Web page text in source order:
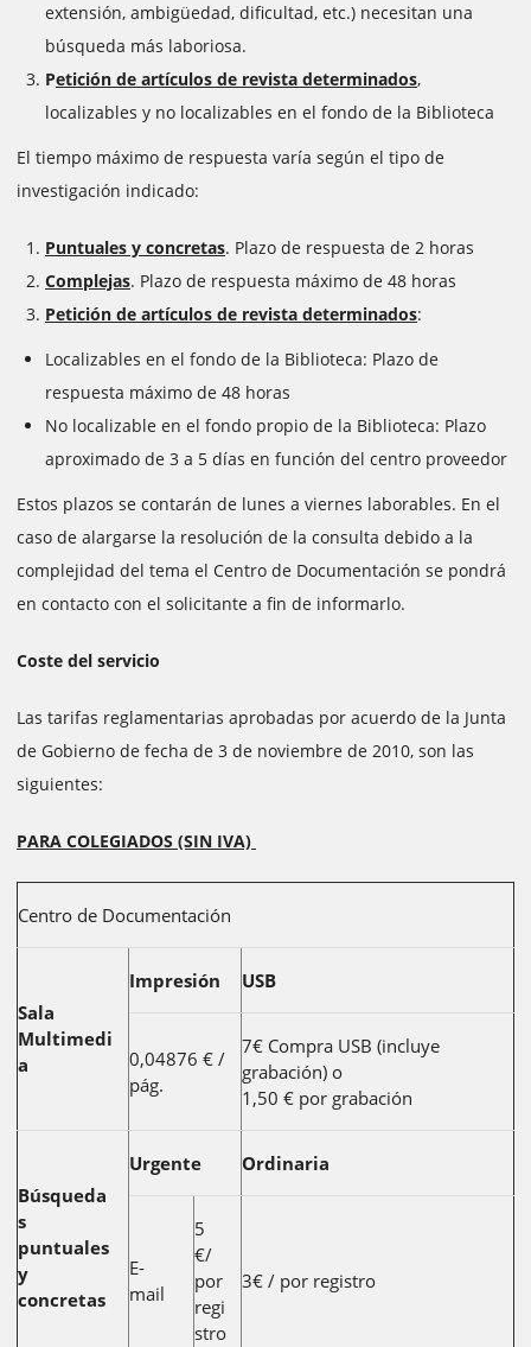
extensión, ambigüedad, dificultad, etc.) necesitan una
búsqueda más laboriosa.
Petición de artículos de revista determinados,
localizables y no localizables en el fondo de la Biblioteca
El tiempo máximo de respuesta varía según el tipo de
investigación indicado:
Puntuales y concretas. Plazo de respuesta de 2 horas
Complejas. Plazo de respuesta máximo de 48 horas
Petición de artículos de revista determinados:
Localizables en el fondo de la Biblioteca: Plazo de
respuesta máximo de 48 horas
No localizable en el fondo propio de la Biblioteca: Plazo
aproximado de 3 a 5 días en función del centro proveedor
Estos plazos se contarán de lunes a viernes laborables. En el
caso de alargarse la resolución de la consulta debido a la
complejidad del tema el Centro de Documentación se pondrá
en contacto con el solicitante a fin de informarlo.
Coste del servicio
Las tarifas reglamentarias aprobadas por acuerdo de la Junta
de Gobierno de fecha de 3 de noviembre de 2010, son las
siguientes:
PARA COLEGIADOS (SIN IVA)
Centro de Documentación
Sala
Multimedi
a
Impresión USB
0,04876 € /
pág.
7€ Compra USB (incluye
grabación) o
1,50 € por grabación
Búsqueda
s
puntuales
y
concretas
Urgente Ordinaria
E-
mail
5
€/
por
regi
stro
3€ / por registro